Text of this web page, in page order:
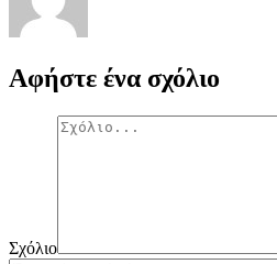
Αφήστε ένα σχόλιο
Σχόλιο